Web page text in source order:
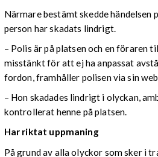
Närmare bestämt skedde händelsen
person har skadats lindrigt.
– Polis är på platsen och en föraren
misstänkt för att ej ha anpassat
fordon, framhåller polisen via sin
– Hon skadades lindrigt i olyckan,
kontrollerat henne på platsen.
Har riktat uppmaning
På grund av alla olyckor som sker i